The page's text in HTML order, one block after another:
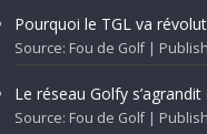
Pourquoi le TGL va
Source: Fou de Golf
Le réseau Golfy
Source: Fou de Golf